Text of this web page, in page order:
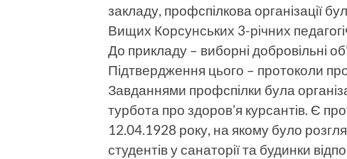
закладу, профспілкова організації
Вищих Корсунських 3-річних
До прикладу – виборні добровільні
Підтвердження цього – протоколи
Завданнями профспілки була
турбота про здоров’я курсантів. Є
12.04.1928 року, на якому було
студентів у санаторії та будинки